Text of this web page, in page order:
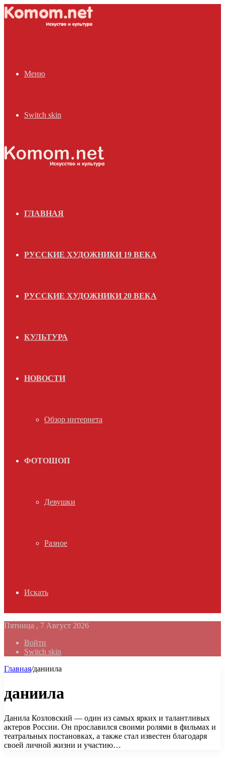
Меню
Switch skin
ГЛАВНАЯ
РУССКИЕ ХУДОЖНИКИ 19 ВЕКА
РУССКИЕ ХУДОЖНИКИ 20 ВЕКА
КУЛЬТУРА
НОВОСТИ
Обзор интернета
ФОТОШОП
Девушки
Разное
Искать
Пятница , 7 Август 2026
Войти
Switch skin
Главная/даниила
даниила
Данила Козловский — один из самых ярких и талантливых
актеров России. Он прославился своими ролями в фильмах и
театральных постановках, а также стал известен благодаря
своей личной жизни и участию…